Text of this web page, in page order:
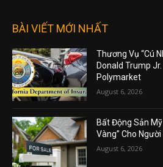
BÀI VIẾT MỚI NHẤT
Thương Vụ “Cú
Donald Trump
Polymarket
August 6, 2026
Bất Động Sản
Vàng” Cho
August 6, 2026